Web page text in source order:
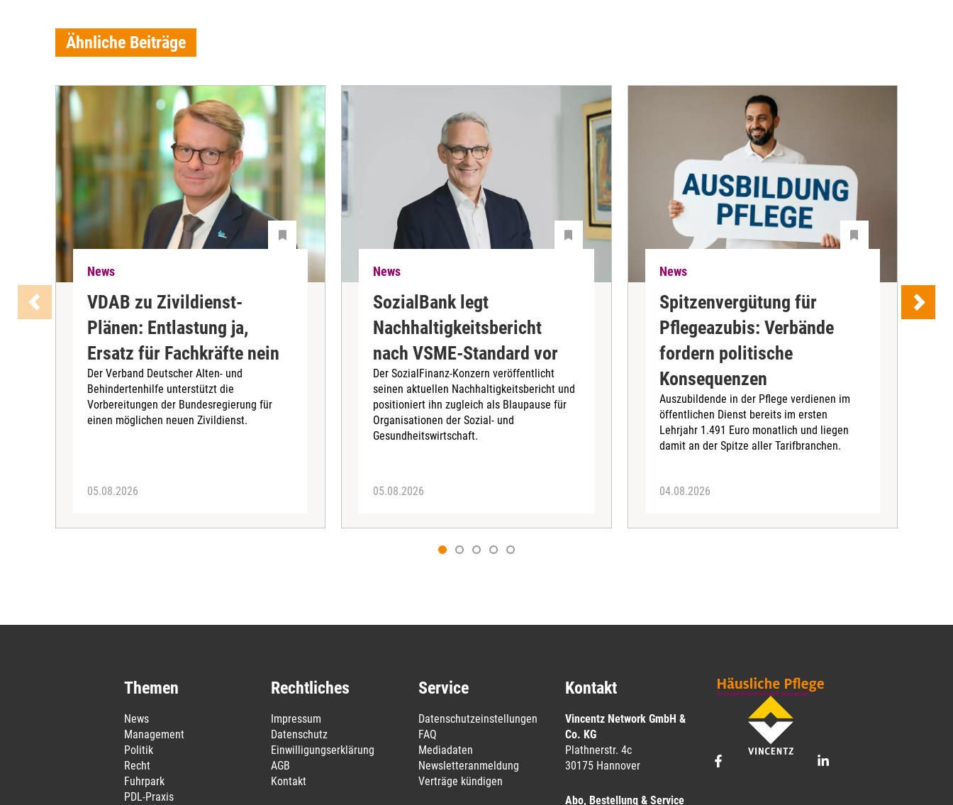
Ähnliche Beiträge
News
VDAB zu Zivildienst-
Plänen: Entlastung ja,
Ersatz für Fachkräfte nein
Der Verband Deutscher Alten- und
Behindertenhilfe unterstützt die
Vorbereitungen der Bundesregierung für
einen möglichen neuen Zivildienst.
05.08.2026
News
SozialBank legt
Nachhaltigkeitsbericht
nach VSME-Standard vor
Der SozialFinanz-Konzern veröffentlicht
seinen aktuellen Nachhaltigkeitsbericht und
positioniert ihn zugleich als Blaupause für
Organisationen der Sozial- und
Gesundheitswirtschaft.
05.08.2026
News
Spitzenvergütung für
Pflegeazubis: Verbände
fordern politische
Konsequenzen
Auszubildende in der Pflege verdienen im
öffentlichen Dienst bereits im ersten
Lehrjahr 1.491 Euro monatlich und liegen
damit an der Spitze aller Tarifbranchen.
04.08.2026
Themen
News
Management
Politik
Recht
Fuhrpark
PDL-Praxis
Rechtliches
Impressum
Datenschutz
Einwilligungserklärung
AGB
Kontakt
Service
Datenschutzeinstellungen
FAQ
Mediadaten
Newsletteranmeldung
Verträge kündigen
Kontakt
Vincentz Network GmbH &
Co. KG
Plathnerstr. 4c
30175 Hannover
Abo, Bestellung & Service